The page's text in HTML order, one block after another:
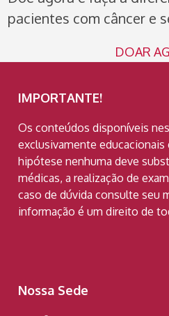
pacientes com câncer e
DOAR
IMPORTANTE!
Os conteúdos disponíveis
exclusivamente
hipótese nenhuma deve
médicas, a realização de
caso de dúvida consulte seu
informação é um direito de
Nossa Sede